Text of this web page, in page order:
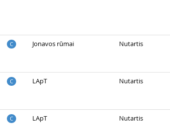
C Jonavos rūmai Nutartis
C LApT Nutartis
C LApT Nutartis